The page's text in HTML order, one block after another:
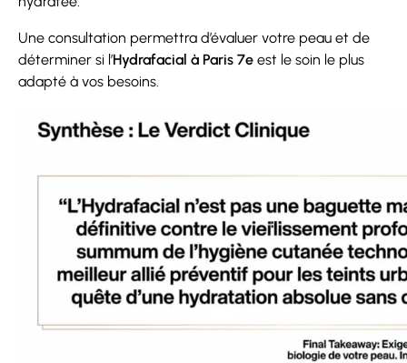
Une consultation permettra d’évaluer votre peau et de
déterminer si l’Hydrafacial à Paris 7e est le soin le plus
adapté à vos besoins.